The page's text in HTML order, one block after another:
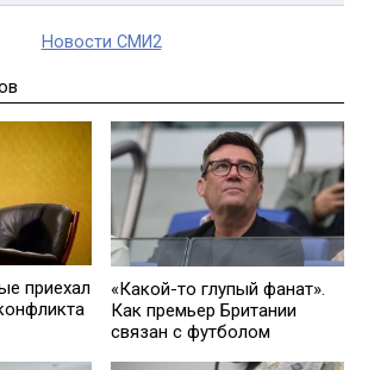
Новости СМИ2
приехал
«Какой-то глупый фанат».
Как премьер Британии
связан с футболом